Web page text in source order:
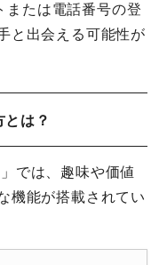
たは電話番号の登
と出会える可能性が
は？
では、趣味や価値
機能が搭載されてい